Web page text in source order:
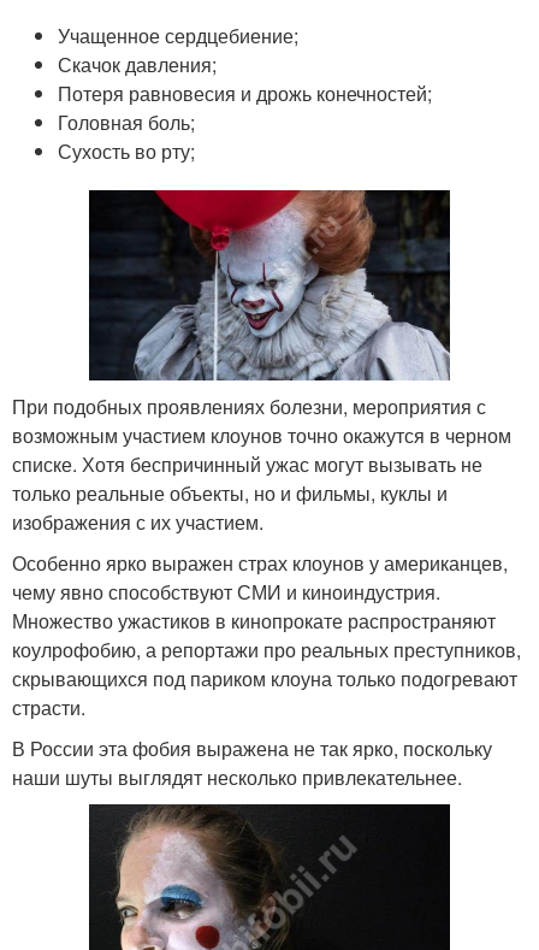
Учащенное сердцебиение;
Скачок давления;
Потеря равновесия и дрожь конечностей;
Головная боль;
Сухость во рту;
При подобных проявлениях болезни, мероприятия с
возможным участием клоунов точно окажутся в черном
списке. Хотя беспричинный ужас могут вызывать не
только реальные объекты, но и фильмы, куклы и
изображения с их участием.
Особенно ярко выражен страх клоунов у американцев,
чему явно способствуют СМИ и киноиндустрия.
Множество ужастиков в кинопрокате распространяют
коулрофобию, а репортажи про реальных преступников,
скрывающихся под париком клоуна только подогревают
страсти.
В России эта фобия выражена не так ярко, поскольку
наши шуты выглядят несколько привлекательнее.